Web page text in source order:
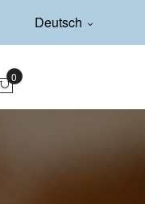
Deutsch